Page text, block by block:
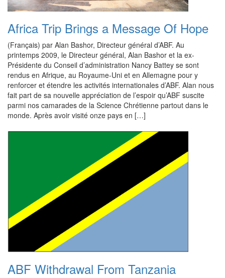
Africa Trip Brings a Message Of Hope
(Français) par Alan Bashor, Directeur général d’ABF. Au
printemps 2009, le Directeur général, Alan Bashor et la ex-
Présidente du Conseil d’administration Nancy Battey se sont
rendus en Afrique, au Royaume-Uni et en Allemagne pour y
renforcer et étendre les activités internationales d’ABF. Alan nous
fait part de sa nouvelle appréciation de l’espoir qu’ABF suscite
parmi nos camarades de la Science Chrétienne partout dans le
monde. Après avoir visité onze pays en […]
ABF Withdrawal From Tanzania